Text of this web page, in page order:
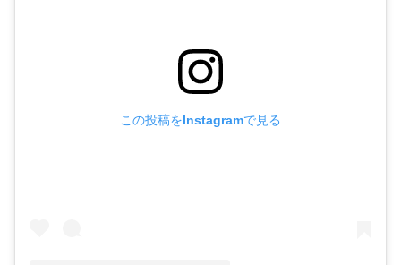
この投稿をInstagramで見る